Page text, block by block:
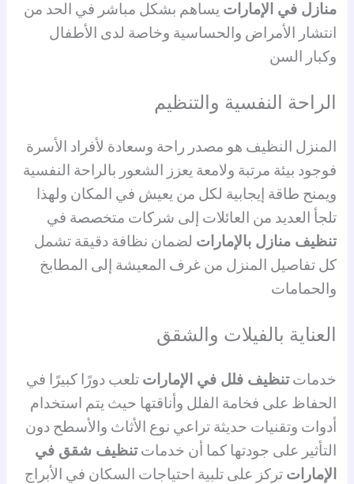
منازل في الإمارات يساهم بشكل مباشر في الحد من
انتشار الأمراض والحساسية وخاصة لدى الأطفال
وكبار السن
الراحة النفسية والتنظيم
المنزل النظيف هو مصدر راحة وسعادة لأفراد الأسرة
فوجود بيئة مرتبة ولامعة يعزز الشعور بالراحة النفسية
ويمنح طاقة إيجابية لكل من يعيش في المكان ولهذا
تلجأ العديد من العائلات إلى شركات متخصصة في
تنظيف منازل بالإمارات لضمان نظافة دقيقة تشمل
كل تفاصيل المنزل من غرف المعيشة إلى المطابخ
والحمامات
العناية بالفيلات والشقق
خدماتتنظيف فلل في الإمارات تلعب دورًا كبيرًا في
الحفاظ على فخامة الفلل وأناقتها حيث يتم استخدام
أدوات وتقنيات حديثة تراعي نوع الأثاث والأسطح دون
التأثير على جودتها كما أن خدماتتنظيف شقق في
الإمارات تركز على تلبية احتياجات السكان في الأبراج